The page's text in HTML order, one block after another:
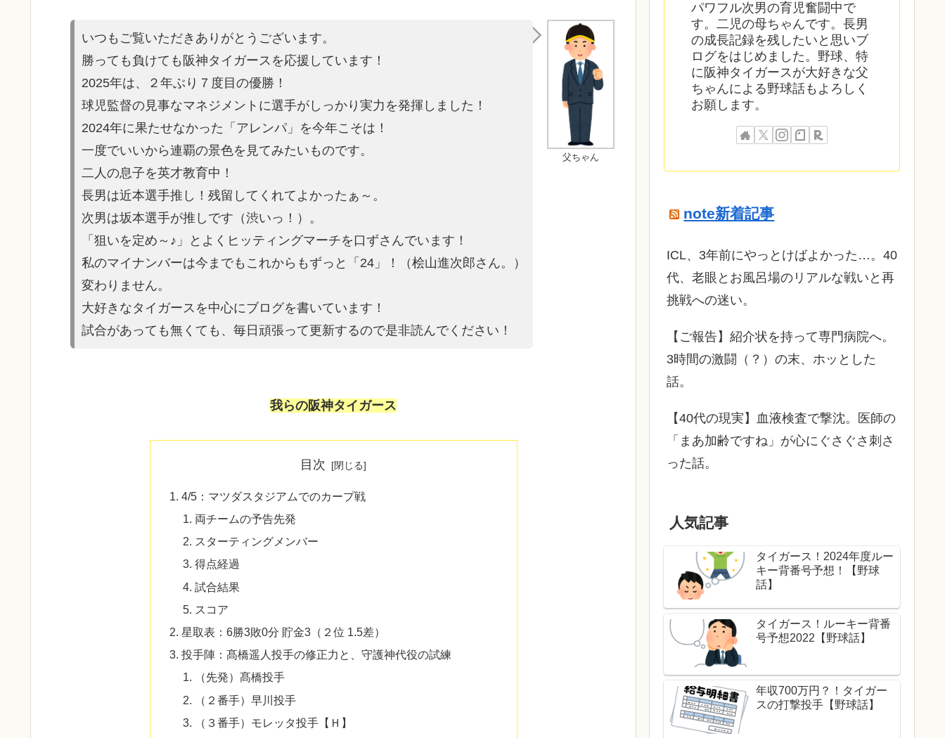
父ちゃん
いつもご覧いただきありがとうございます。
勝っても負けても阪神タイガースを応援しています！
2025年は、２年ぶり７度目の優勝！
球児監督の見事なマネジメントに選手がしっかり実力を発揮しました！
2024年に果たせなかった「アレンパ」を今年こそは！
一度でいいから連覇の景色を見てみたいものです。
二人の息子を英才教育中！
長男は近本選手推し！残留してくれてよかったぁ～。
次男は坂本選手が推しです（渋いっ！）。
「狙いを定め～♪」とよくヒッティングマーチを口ずさんでいます！
私のマイナンバーは今までもこれからもずっと「24」！（桧山進次郎さん。）
変わりません。
大好きなタイガースを中心にブログを書いています！
試合があっても無くても、毎日頑張って更新するので是非読んでください！
我らの阪神タイガース
目次
4/5：マツダスタジアムでのカープ戦
両チームの予告先発
スターティングメンバー
得点経過
試合結果
スコア
星取表：6勝3敗0分 貯金3（２位 1.5差）
投手陣：髙橋遥人投手の修正力と、守護神代役の試練
（先発）髙橋投手
（２番手）早川投手
​（３番手）モレッタ投手【Ｈ】
パワフル次男の育児奮闘中で
す。二児の母ちゃんです。長男
の成長記録を残したいと思いブ
ログをはじめました。野球、特
に阪神タイガースが大好きな父
ちゃんによる野球話もよろしく
お願します。
note新着記事
ICL、3年前にやっとけばよかった…。40
代、老眼とお風呂場のリアルな戦いと再
挑戦への迷い。
​【ご報告】紹介状を持って専門病院へ。
3時間の激闘（？）の末、ホッとした
話。
【40代の現実】血液検査で撃沈。医師の
「まあ加齢ですね」が心にぐさぐさ刺さ
った話。
人気記事
タイガース！2024年度ルー
キー背番号予想！【野球
話】
タイガース！ルーキー背番
号予想2022【野球話】
年収700万円？！タイガー
スの打撃投手【野球話】